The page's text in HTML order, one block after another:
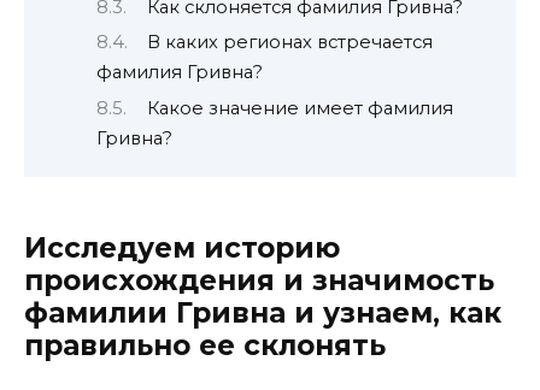
Как склоняется фамилия Гривна?
В каких регионах встречается
фамилия Гривна?
Какое значение имеет фамилия
Гривна?
Исследуем историю
происхождения и значимость
фамилии Гривна и узнаем, как
правильно ее склонять